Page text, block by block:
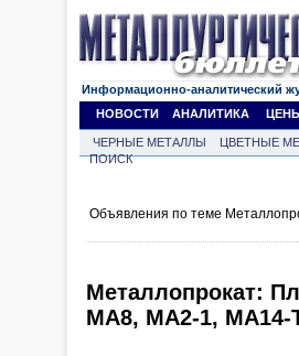
Информационно-аналитический
НОВОСТИ
АНАЛИТИКА
ЧЕРНЫЕ МЕТАЛЛЫ ЦВЕТНЫЕ
ПОИСК
Объявления по теме
Металлопрокат:
МА8, МА2-1, МА14-